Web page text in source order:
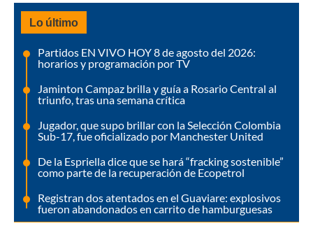
Lo último
Partidos EN VIVO HOY 8 de agosto del 2026:
horarios y programación por TV
Jaminton Campaz brilla y guía a Rosario Central al
triunfo, tras una semana crítica
Jugador, que supo brillar con la Selección Colombia
Sub-17, fue oficializado por Manchester United
De la Espriella dice que se hará “fracking sostenible”
como parte de la recuperación de Ecopetrol
Registran dos atentados en el Guaviare: explosivos
fueron abandonados en carrito de hamburguesas